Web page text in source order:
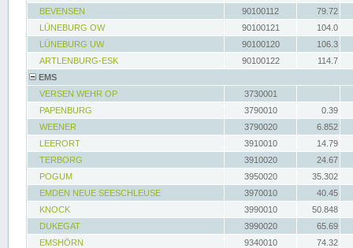
BEVENSEN
90100112
79.72
LÜNEBURG OW
90100121
104.0
LÜNEBURG UW
90100120
106.3
ARTLENBURG-ESK
90100122
114.7
EMS
VERSEN WEHR OP
3730001
PAPENBURG
3790010
0.39
WEENER
3790020
6.852
LEERORT
3910010
14.79
TERBORG
3910020
24.67
POGUM
3950020
35.302
EMDEN NEUE SEESCHLEUSE
3970010
40.45
KNOCK
3990010
50.848
DUKEGAT
3990020
65.69
EMSHÖRN
9340010
74.32